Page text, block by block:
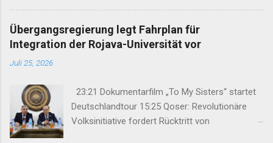
vergessen lassen“ 15:18 „Sie hatten die Schuhe
der Ermordeten auf das Massengrab gelegt“
12:47 34. Kurdisches Kulturfestival setzt auf
neues Konzept 08:45 Hasan Basri Fırat unter
Rahmengesetz darf nicht nur das Schweigen
der Waffen regeln 13:51 Varisheh Moradi wird
notwendige medizinische Behandlung
Übergangsregierung legt Fahrplan für
Integration der Rojava-Universität vor
Juli 25, 2026
23:21 Dokumentarfilm „To My Sisters“ startet
Deutschlandtour 15:25 Qoser: Revolutionäre
Volksinitiative fordert Rücktritt von